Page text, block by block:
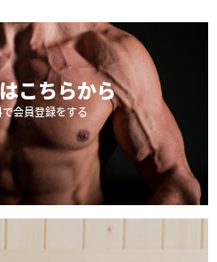
こちらから
会員登録をする